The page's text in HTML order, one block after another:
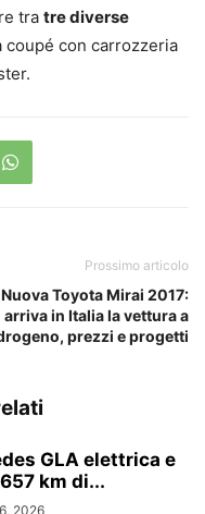
tra tre diverse
coupé con carrozzeria
Prossimo articolo
Nuova Toyota Mirai 2017:
arriva in Italia la vettura a
prezzi e progetti
GLA elettrica e
km di...
2026